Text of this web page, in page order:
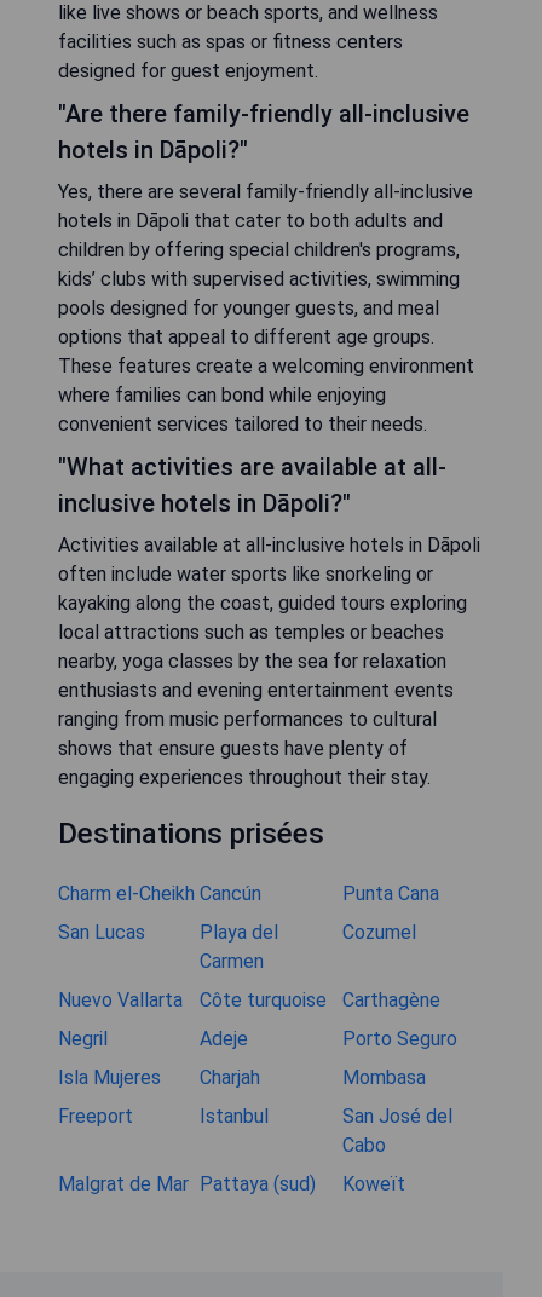
like live shows or beach sports, and wellness
facilities such as spas or fitness centers
designed for guest enjoyment.
"Are there family-friendly all-inclusive
hotels in Dāpoli?"
Yes, there are several family-friendly all-inclusive
hotels in Dāpoli that cater to both adults and
children by offering special children's programs,
kids’ clubs with supervised activities, swimming
pools designed for younger guests, and meal
options that appeal to different age groups.
These features create a welcoming environment
where families can bond while enjoying
convenient services tailored to their needs.
"What activities are available at all-
inclusive hotels in Dāpoli?"
Activities available at all-inclusive hotels in Dāpoli
often include water sports like snorkeling or
kayaking along the coast, guided tours exploring
local attractions such as temples or beaches
nearby, yoga classes by the sea for relaxation
enthusiasts and evening entertainment events
ranging from music performances to cultural
shows that ensure guests have plenty of
engaging experiences throughout their stay.
Destinations prisées
Charm el-Cheikh Cancún
Punta Cana
San Lucas
Playa del
Carmen
Cozumel
Nuevo Vallarta Côte turquoise
Carthagène
Negril
Adeje
Porto Seguro
Isla Mujeres
Charjah
Mombasa
Freeport
Istanbul
San José del
Cabo
Malgrat de Mar Pattaya (sud) Koweït